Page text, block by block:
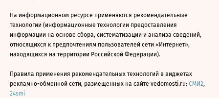
На информационном ресурсе применяются рекомендательные
технологии (информационные технологии предоставления
информации на основе сбора, систематизации и анализа сведений,
относящихся к предпочтениям пользователей сети «Интернет»,
находящихся на территории Российской Федерации).
Правила применения рекомендательных технологий в виджетах
рекламно-обменной сети, размещенных на сайте vedomosti.ru: СМИ2,
24smi